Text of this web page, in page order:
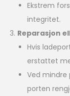
Ekstrem
integritet.
Reparasjon
Hvis
erstattet
Ved mindre
porten